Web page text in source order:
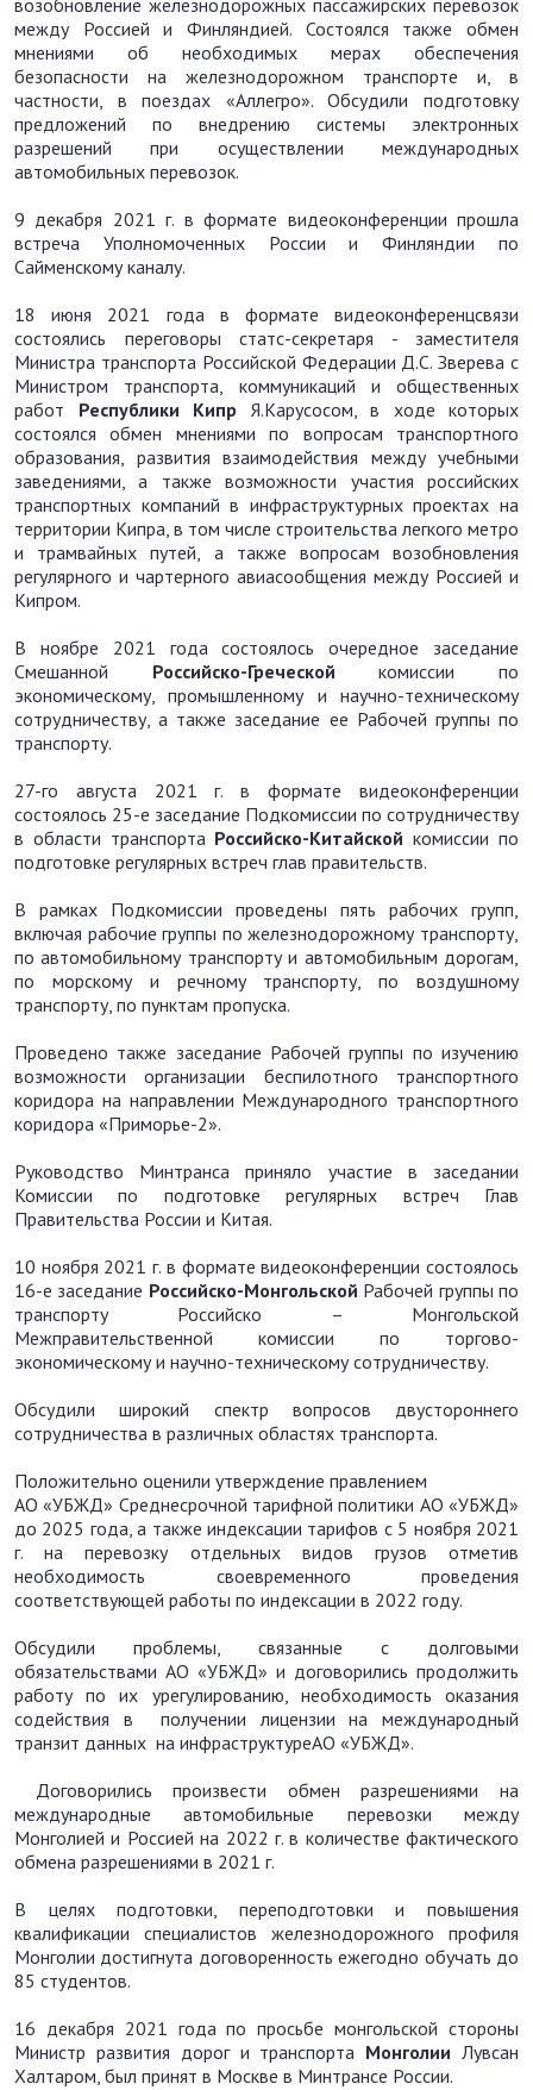
возобновление железнодорожных пассажирских перевозок
между Россией и Финляндией. Состоялся также обмен
мнениями об необходимых мерах обеспечения
безопасности на железнодорожном транспорте и, в
частности, в поездах «Аллегро». Обсудили подготовку
предложений по внедрению системы электронных
разрешений при осуществлении международных
автомобильных перевозок.
9 декабря 2021 г. в формате видеоконференции прошла
встреча Уполномоченных России и Финляндии по
Сайменскому каналу.
18 июня 2021 года в формате видеоконференцсвязи
состоялись переговоры статс-секретаря - заместителя
Министра транспорта Российской Федерации Д.С. Зверева с
Министром транспорта, коммуникаций и общественных
работ Республики Кипр Я.Карусосом, в ходе которых
состоялся обмен мнениями по вопросам транспортного
образования, развития взаимодействия между учебными
заведениями, а также возможности участия российских
транспортных компаний в инфраструктурных проектах на
территории Кипра, в том числе строительства легкого метро
и трамвайных путей, а также вопросам возобновления
регулярного и чартерного авиасообщения между Россией и
Кипром.
В ноябре 2021 года состоялось очередное заседание
Смешанной Российско-Греческой комиссии по
экономическому, промышленному и научно-техническому
сотрудничеству, а также заседание ее Рабочей группы по
транспорту.
27-го августа 2021 г. в формате видеоконференции
состоялось 25-е заседание Подкомиссии по сотрудничеству
в области транспорта Российско-Китайской комиссии по
подготовке регулярных встреч глав правительств.
В рамках Подкомиссии проведены пять рабочих групп,
включая рабочие группы по железнодорожному транспорту,
по автомобильному транспорту и автомобильным дорогам,
по морскому и речному транспорту, по воздушному
транспорту, по пунктам пропуска.
Проведено также заседание Рабочей группы по изучению
возможности организации беспилотного транспортного
коридора на направлении Международного транспортного
коридора «Приморье-2».
Руководство Минтранса приняло участие в заседании
Комиссии по подготовке регулярных встреч Глав
Правительства России и Китая.
10 ноября 2021 г. в формате видеоконференции состоялось
16-е заседание Российско-Монгольской Рабочей группы по
транспорту Российско – Монгольской
Межправительственной комиссии по торгово-
экономическому и научно-техническому сотрудничеству.
Обсудили широкий спектр вопросов двустороннего
сотрудничества в различных областях транспорта.
Положительно оценили утверждение правлением
АО «УБЖД» Среднесрочной тарифной политики АО «УБЖД»
до 2025 года, а также индексации тарифов с 5 ноября 2021
г. на перевозку отдельных видов грузов отметив
необходимость своевременного проведения
соответствующей работы по индексации в 2022 году.
Обсудили проблемы, связанные с долговыми
обязательствами АО «УБЖД» и договорились продолжить
работу по их урегулированию, необходимость оказания
содействия в получении лицензии на международный
транзит данных на инфраструктуреАО «УБЖД».
Договорились произвести обмен разрешениями на
международные автомобильные перевозки между
Монголией и Россией на 2022 г. в количестве фактического
обмена разрешениями в 2021 г.
В целях подготовки, переподготовки и повышения
квалификации специалистов железнодорожного профиля
Монголии достигнута договоренность ежегодно обучать до
85 студентов.
16 декабря 2021 года по просьбе монгольской стороны
Министр развития дорог и транспорта Монголии Лувсан
Халтаром, был принят в Москве в Минтрансе России.